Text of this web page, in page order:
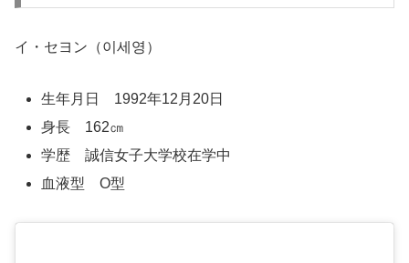
イ・セヨン（이세영）
生年月日 1992年12月20日
身長 162㎝
学歴 誠信女子大学校在学中
血液型 O型